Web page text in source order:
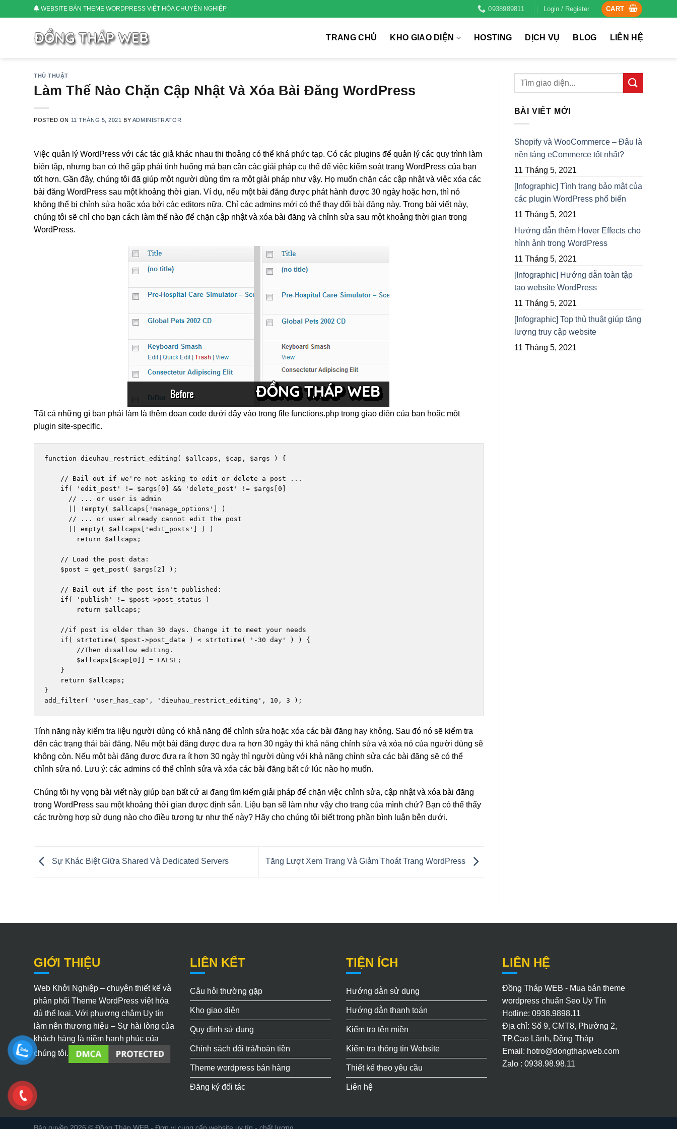
to
WEBSITE BÁN THEME WORDPRESS VIỆT HÓA CHUYÊN NGHIỆP 0938989811 Login / Register CART
TRANG CHỦ KHO GIAO DIỆN HOSTING DỊCH VỤ BLOG LIÊN HỆ
THỦ THUẬT
Làm Thế Nào Chặn Cập Nhật Và Xóa Bài Đăng WordPress
POSTED ON 11 THÁNG 5, 2021 BY ADMINISTRATOR
Việc quản lý WordPress với các tác giả khác nhau thi thoảng có thể khá phức tạp. Có các plugins để quản lý các quy trình làm
biên tập, nhưng bạn có thể gặp phải tình huống mà bạn cần các giải pháp cụ thể để việc kiểm soát trang WordPress của bạn
tốt hơn. Gần đây, chúng tôi đã giúp một người dùng tìm ra một giải pháp như vậy. Họ muốn chặn các cập nhật và việc xóa các
bài đăng WordPress sau một khoảng thời gian. Ví dụ, nếu một bài đăng được phát hành được 30 ngày hoặc hơn, thì nó
không thể bị chỉnh sửa hoặc xóa bởi các editors nữa. Chỉ các admins mới có thể thay đổi bài đăng này. Trong bài viết này,
chúng tôi sẽ chỉ cho bạn cách làm thế nào để chặn cập nhật và xóa bài đăng và chỉnh sửa sau một khoảng thời gian trong
WordPress.
Tất cả những gì bạn phải làm là thêm đoạn code dưới đây vào trong file functions.php trong giao diện của bạn hoặc một
plugin site-specific.
function dieuhau_restrict_editing( $allcaps, $cap, $args ) {
    // Bail out if we're not asking to edit or delete a post ...
    if( 'edit_post' != $args[0] && 'delete_post' != $args[0]
      // ... or user is admin
      || !empty( $allcaps['manage_options'] )
      // ... or user already cannot edit the post
      || empty( $allcaps['edit_posts'] ) )
        return $allcaps;
    // Load the post data:
    $post = get_post( $args[2] );
    // Bail out if the post isn't published:
    if( 'publish' != $post->post_status )
        return $allcaps;
    //if post is older than 30 days. Change it to meet your needs
    if( strtotime( $post->post_date ) < strtotime( '-30 day' ) ) {
        //Then disallow editing.
        $allcaps[$cap[0]] = FALSE;
    }
    return $allcaps;
}
add_filter( 'user_has_cap', 'dieuhau_restrict_editing', 10, 3 );
Tính năng này kiểm tra liệu người dùng có khả năng để chỉnh sửa hoặc xóa các bài đăng hay không. Sau đó nó sẽ kiểm tra
đến các trạng thái bài đăng. Nếu một bài đăng được đưa ra hơn 30 ngày thì khả năng chỉnh sửa và xóa nó của người dùng sẽ
không còn. Nếu một bài đăng được đưa ra ít hơn 30 ngày thì người dùng với khả năng chỉnh sửa các bài đăng sẽ có thể
chỉnh sửa nó. Lưu ý: các admins có thể chỉnh sửa và xóa các bài đăng bất cứ lúc nào họ muốn.
Chúng tôi hy vọng bài viết này giúp bạn bất cứ ai đang tìm kiếm giải pháp để chặn việc chỉnh sửa, cập nhật và xóa bài đăng
trong WordPress sau một khoảng thời gian được định sẵn. Liệu bạn sẽ làm như vậy cho trang của mình chứ? Bạn có thể thấy
các trường hợp sử dụng nào cho điều tương tự như thế này? Hãy cho chúng tôi biết trong phần bình luận bên dưới.
Sự Khác Biệt Giữa Shared Và Dedicated Servers Tăng Lượt Xem Trang Và Giảm Thoát Trang WordPress
BÀI VIẾT MỚI
Shopify và WooCommerce – Đâu là
nền tảng eCommerce tốt nhất?
11 Tháng 5, 2021
[Infographic] Tình trạng bảo mật của
các plugin WordPress phổ biến
11 Tháng 5, 2021
Hướng dẫn thêm Hover Effects cho
hình ảnh trong WordPress
11 Tháng 5, 2021
[Infographic] Hướng dẫn toàn tập
tạo website WordPress
11 Tháng 5, 2021
[Infographic] Top thủ thuật giúp tăng
lượng truy cập website
11 Tháng 5, 2021
GIỚI THIỆU
Web Khởi Nghiệp – chuyên thiết kế và
phân phối Theme WordPress việt hóa
đủ thể loại. Với phương châm Uy tín
làm nên thương hiệu – Sự hài lòng của
khách hàng là niềm hạnh phúc của
chúng tôi.
LIÊN KẾT
Câu hỏi thường gặp
Kho giao diện
Quy định sử dụng
Chính sách đổi trả/hoàn tiền
Theme wordpress bán hàng
Đăng ký đối tác
TIỆN ÍCH
Hướng dẫn sử dụng
Hướng dẫn thanh toán
Kiểm tra tên miền
Kiểm tra thông tin Website
Thiết kế theo yêu cầu
Liên hệ
LIÊN HỆ
Đồng Tháp WEB - Mua bán theme
wordpress chuẩn Seo Uy Tín
Hotline: 0938.9898.11
Địa chỉ: Số 9, CMT8, Phường 2,
TP.Cao Lãnh, Đồng Tháp
Email: hotro@dongthapweb.com
Zalo : 0938.98.98.11